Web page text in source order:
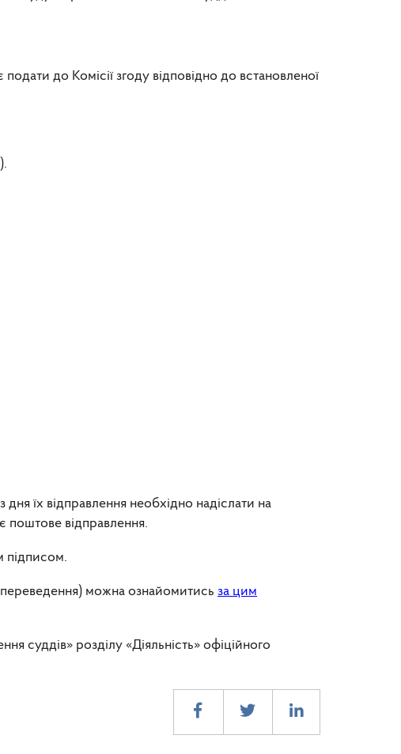
до Комісії згоду відповідно до встановленої
їх відправлення необхідно надіслати на
поштове відправлення.
підписом.
переведення) можна ознайомитись за цим
суддів» розділу «Діяльність» офіційного